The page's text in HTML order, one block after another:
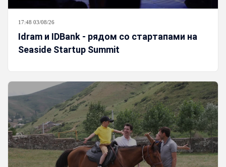
17:48 03/08/26
Idram и IDBank - рядом со стартапами на
Seaside Startup Summit